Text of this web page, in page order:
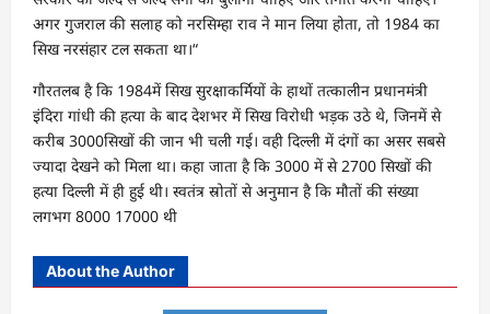
अगर गुजराल की सलाह को नरसिम्हा राव ने मान लिया होता, तो 1984 का
सिख नरसंहार टल सकता था।“
गौरतलब है कि 1984में सिख सुरक्षाकर्मियों के हाथों तत्कालीन प्रधानमंत्री
इंदिरा गांधी की हत्या के बाद देशभर में सिख विरोधी भड़क उठे थे, जिनमें से
करीब 3000सिखों की जान भी चली गई। वही दिल्ली में दंगों का असर सबसे
ज्यादा देखने को मिला था। कहा जाता है कि 3000 में से 2700 सिखों की
हत्या दिल्ली में ही हुई थी। स्वतंत्र स्रोतों से अनुमान है कि मौतों की संख्या
लगभग 8000 17000 थी
About the Author